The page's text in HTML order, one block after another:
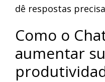
dê respostas
Como o
aumentar